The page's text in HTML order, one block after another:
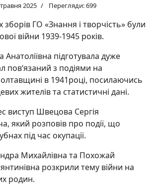
2025 Перегляди: 699
ГО «Знання і творчість» були
війни 1939-1945 років.
Анатоліївна підготувала дуже
пов‘язаний з подіями на
в 1941році, посилаючись
жителів та статистичні дані.
виступ Швецова Сергія
який розповів про події, що
під час окупації.
Михайлівна та Похожай
розкрили тему війни на
родин.